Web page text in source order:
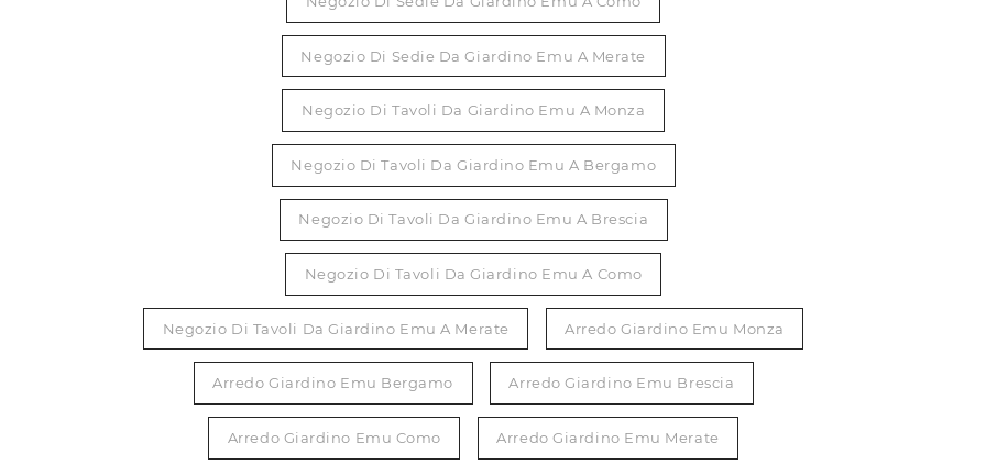
Negozio Di Sedie Da Giardino Emu A Merate
Negozio Di Tavoli Da Giardino Emu A Monza
Negozio Di Tavoli Da Giardino Emu A Bergamo
Negozio Di Tavoli Da Giardino Emu A Brescia
Negozio Di Tavoli Da Giardino Emu A Como
Negozio Di Tavoli Da Giardino Emu A Merate Arredo Giardino Emu Monza
Arredo Giardino Emu Bergamo Arredo Giardino Emu Brescia
Arredo Giardino Emu Como Arredo Giardino Emu Merate